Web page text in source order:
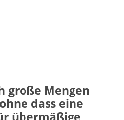
große Mengen
dass eine
übermäßige